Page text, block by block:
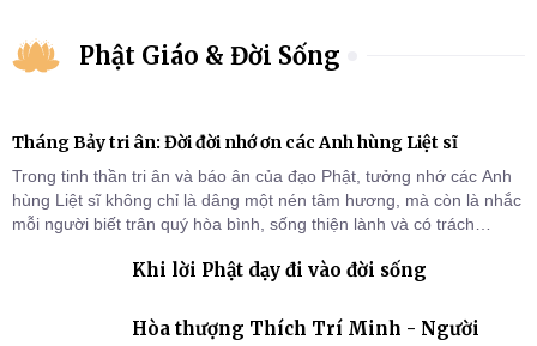
Phật Giáo & Đời Sống
Tháng Bảy tri ân: Đời đời nhớ ơn các Anh hùng Liệt sĩ
Trong tinh thần tri ân và báo ân của đạo Phật, tưởng nhớ các Anh
hùng Liệt sĩ không chỉ là dâng một nén tâm hương, mà còn là nhắc
mỗi người biết trân quý hòa bình, sống thiện lành và có trách
Khi lời Phật dạy đi vào đời sống
Hòa thượng Thích Trí Minh - Người